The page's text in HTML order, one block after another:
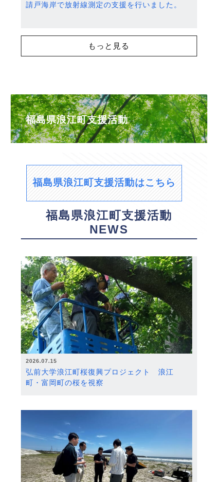
請戸海岸で放射線測定の支援を行いました。
もっと見る
福島県浪江町支援活動
福島県浪江町支援活動はこちら
福島県浪江町支援活動
NEWS
2026.07.15
弘前大学浪江町桜復興プロジェクト 浪江
町・富岡町の桜を視察